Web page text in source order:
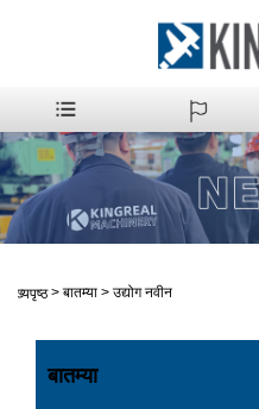
मुख्यपृष्ठ > बातम्या > उद्योग नवीन
बातम्या